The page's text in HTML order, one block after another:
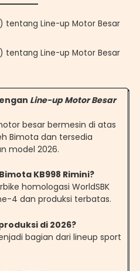
tentang Line-up Motor Besar
tentang Line-up Motor Besar
Line-up Motor Besar
besar bermesin di atas
Bimota dan tersedia
model 2026.
KB998 Rimini?
homologasi WorldSBK
4 dan produksi terbatas.
di 2026?
bagian dari lineup sport